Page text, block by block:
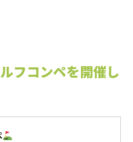
フコンペを開催し